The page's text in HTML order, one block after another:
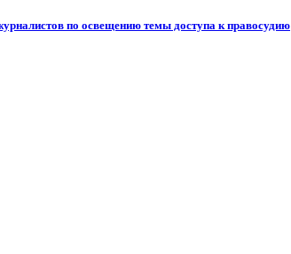
по освещению темы доступа к правосудию